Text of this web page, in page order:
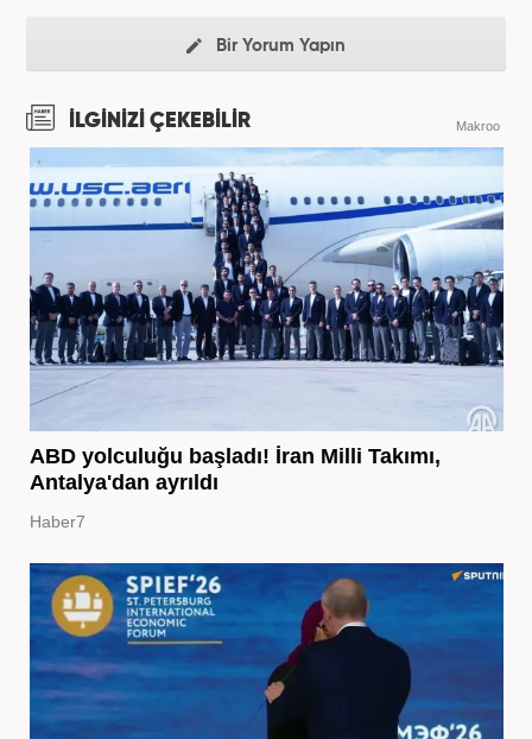
Bir Yorum Yapın
İLGİNİZİ ÇEKEBİLİR Makroo
ABD yolculuğu başladı! İran Milli Takımı,
Antalya'dan ayrıldı
Haber7